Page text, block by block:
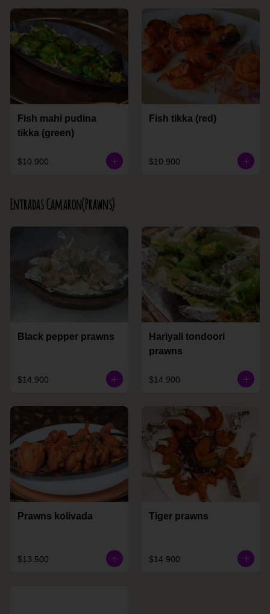
Fish mahi pudina
tikka (green)
$10.900
Fish tikka (red)
$10.900
Entradas Camaron(Prawns)
Black pepper prawns
$14.900
Hariyali tondoori
prawns
$14.900
Prawns kolivada
$13.500
Tiger prawns
$14.900